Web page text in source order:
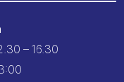
– 16.30